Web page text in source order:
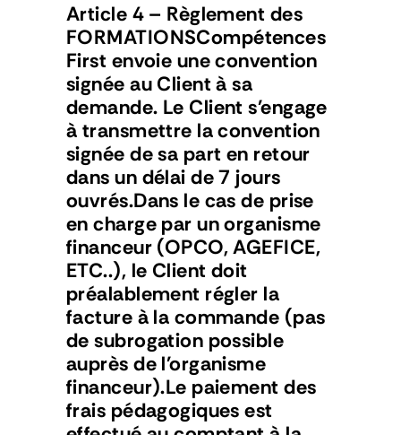
Article 4 – Règlement des
FORMATIONSCompétences
First envoie une convention
signée au Client à sa
demande. Le Client s'engage
à transmettre la convention
signée de sa part en retour
dans un délai de 7 jours
ouvrés.Dans le cas de prise
en charge par un organisme
financeur (OPCO, AGEFICE,
ETC..), le Client doit
préalablement régler la
facture à la commande (pas
de subrogation possible
auprès de l'organisme
financeur).Le paiement des
frais pédagogiques est